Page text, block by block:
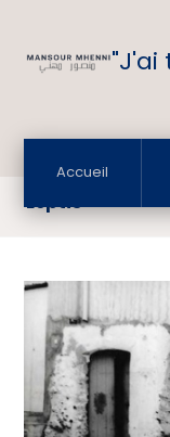
"J'ai
Accueil
Leptis